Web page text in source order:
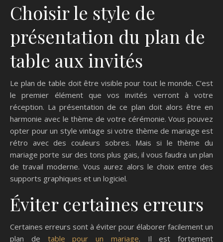
Choisir le style de
présentation du plan de
table aux invités
Le plan de table doit être visible pour tout le monde. C’est
le premier élément que vos invités verront à votre
réception. La présentation de ce plan doit alors être en
harmonie avec le thème de votre cérémonie. Vous pouvez
opter pour un style vintage si votre thème de mariage est
rétro avec des couleurs sobres. Mais si le thème du
mariage porte sur des tons plus gais, il vous faudra un plan
de travail moderne. Vous aurez alors le choix entre des
supports graphiques et un logiciel.
Éviter certaines erreurs
Certaines erreurs sont à éviter pour élaborer facilement un
plan de table pour un mariage. Il est fortement